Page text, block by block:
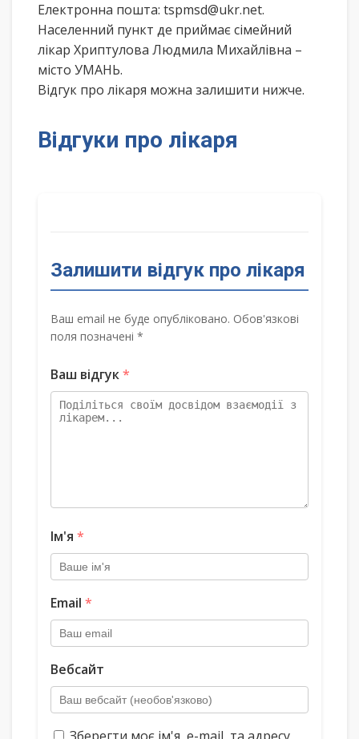
Електронна пошта: tspmsd@ukr.net.
Населенний пункт де приймає сімейний
лікар Хриптулова Людмила Михайлівна –
місто УМАНЬ.
Відгук про лікаря можна залишити нижче.
Відгуки про лікаря
Залишити відгук про лікаря
Ваш email не буде опубліковано. Обов'язкові
поля позначені *
Ваш відгук*
Ім'я *
Email *
Вебсайт